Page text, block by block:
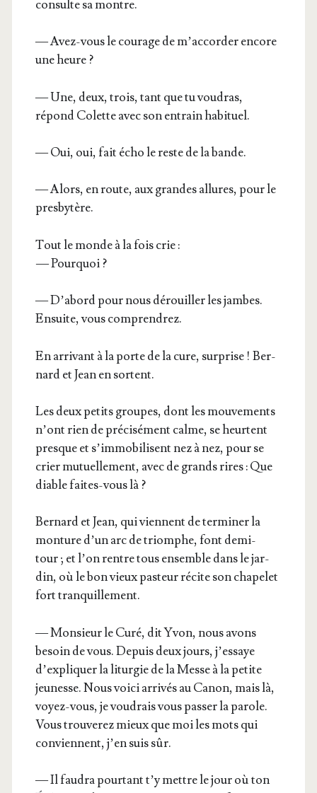
consulte sa montre.
— Avez-vous le cou­rage de m’accorder encore
une heure ?
— Une, deux, trois, tant que tu vou­dras,
répond Colette avec son entrain habituel.
— Oui, oui, fait écho le reste de la bande.
— Alors, en route, aux grandes allures, pour le
presbytère.
Tout le monde à la fois crie :
— Pourquoi ?
— D’abord pour nous dérouiller les jambes.
Ensuite, vous comprendrez.
En arri­vant à la porte de la cure, sur­prise ! Ber­
nard et Jean en sortent.
Les deux petits groupes, dont les mou­ve­ments
n’ont rien de pré­ci­sé­ment calme, se heurtent
presque et s’immobilisent nez à nez, pour se
crier mutuel­le­ment, avec de grands rires : Que
diable faites-vous là ?
Ber­nard et Jean, qui viennent de ter­mi­ner la
mon­ture d’un arc de triomphe, font demi-
tour ; et l’on rentre tous ensemble dans le jar­
din, où le bon vieux pas­teur récite son cha­pe­let
fort tranquillement.
— Mon­sieur le Curé, dit Yvon, nous avons
besoin de vous. Depuis deux jours, j’essaye
d’expliquer la litur­gie de la Messe à la petite
jeu­nesse. Nous voi­ci arri­vés au Canon, mais là,
voyez-vous, je vou­drais vous pas­ser la parole.
Vous trou­ve­rez mieux que moi les mots qui
conviennent, j’en suis sûr.
— Il fau­dra pour­tant t’y mettre le jour où ton